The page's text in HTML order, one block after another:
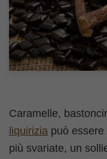
Caramelle,
liquirizia può
più svariate, un